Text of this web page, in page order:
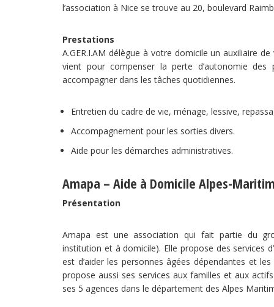
l’association à Nice se trouve au 20, boulevard
Prestations
A.GER.I.AM délègue à votre domicile un auxiliaire
vient pour compenser la perte d’autonomie
accompagner dans les tâches quotidiennes.
Entretien du cadre de vie, ménage, lessive,
Accompagnement pour les sorties divers.
Aide pour les démarches administratives.
Amapa – Aide à Domicile Alpes-
Présentation
Amapa est une association qui fait partie du
institution et à domicile). Elle propose des services
est d’aider les personnes âgées dépendantes et
propose aussi ses services aux familles et aux
ses 5 agences dans le département des Alpes